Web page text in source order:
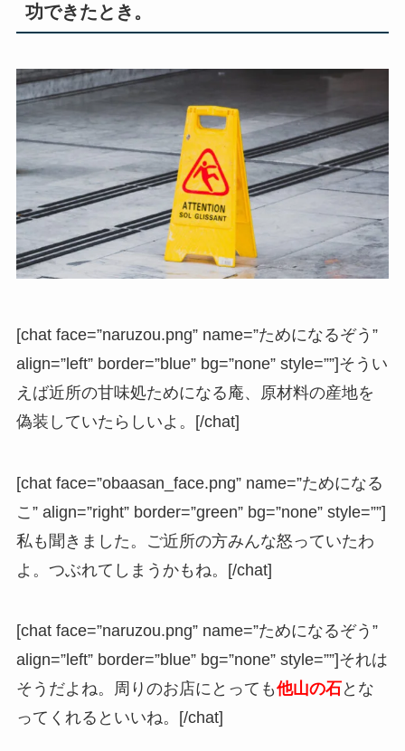
功できたとき。
[chat face=”naruzou.png” name=”ためになるぞう”
align=”left” border=”blue” bg=”none” style=””]そうい
えば近所の甘味処ためになる庵、原材料の産地を
偽装していたらしいよ。[/chat]
[chat face=”obaasan_face.png” name=”ためになる
こ” align=”right” border=”green” bg=”none” style=””]
私も聞きました。ご近所の方みんな怒っていたわ
よ。つぶれてしまうかもね。[/chat]
[chat face=”naruzou.png” name=”ためになるぞう”
align=”left” border=”blue” bg=”none” style=””]それは
そうだよね。周りのお店にとっても他山の石とな
ってくれるといいね。[/chat]